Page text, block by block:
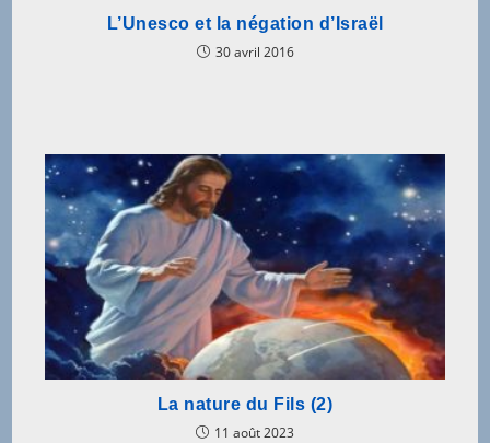
L’Unesco et la négation d’Israël
30 avril 2016
La nature du Fils (2)
11 août 2023